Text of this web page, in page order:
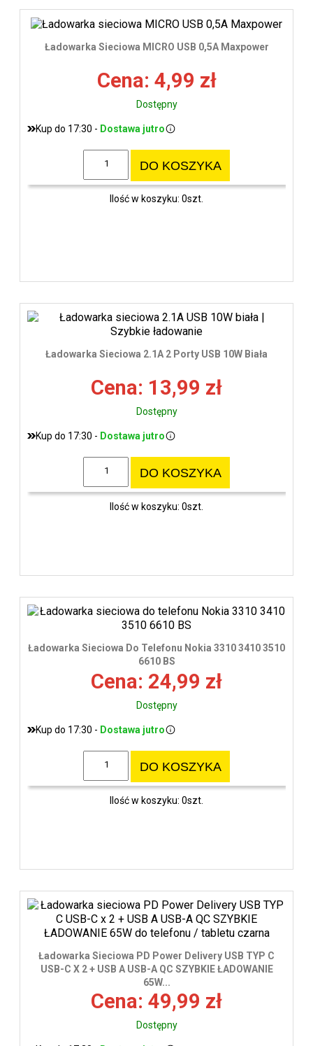
Ładowarka Sieciowa MICRO USB 0,5A Maxpower
Cena: 4,99 zł
Dostępny
Kup do 17:30 - Dostawa jutro
DO KOSZYKA
Ilość w koszyku: 0szt.
Ładowarka Sieciowa 2.1A 2 Porty USB 10W Biała
Cena: 13,99 zł
Dostępny
Kup do 17:30 - Dostawa jutro
DO KOSZYKA
Ilość w koszyku: 0szt.
Ładowarka Sieciowa Do Telefonu Nokia 3310 3410 3510
6610 BS
Cena: 24,99 zł
Dostępny
Kup do 17:30 - Dostawa jutro
DO KOSZYKA
Ilość w koszyku: 0szt.
Ładowarka Sieciowa PD Power Delivery USB TYP C
USB-C X 2 + USB A USB-A QC SZYBKIE ŁADOWANIE
65W...
Cena: 49,99 zł
Dostępny